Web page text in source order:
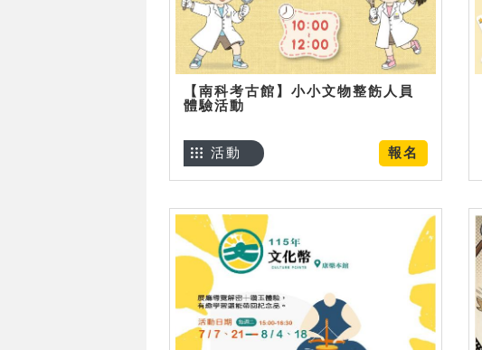
【南科考古館】小小文物整飭人員
體驗活動
報名
活動